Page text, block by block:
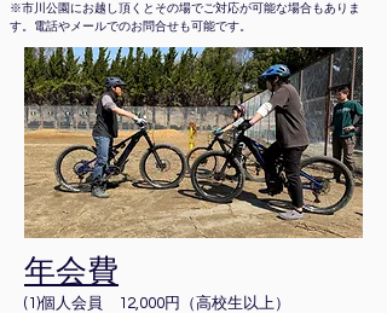
※市川公園にお越し頂くとその場でご対応が可能な場合もありま
す。電話やメールでのお問合せも可能です。
年会費
(1)個人会員 12,000円（高校生以上）